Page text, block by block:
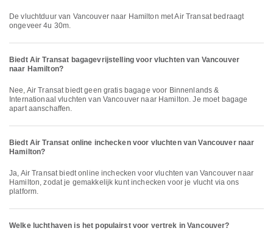
De vluchtduur van Vancouver naar Hamilton met Air Transat bedraagt
ongeveer 4u 30m.
Biedt Air Transat bagagevrijstelling voor vluchten van Vancouver
naar Hamilton?
Nee, Air Transat biedt geen gratis bagage voor Binnenlands &
Internationaal vluchten van Vancouver naar Hamilton. Je moet bagage
apart aanschaffen.
Biedt Air Transat online inchecken voor vluchten van Vancouver naar
Hamilton?
Ja, Air Transat biedt online inchecken voor vluchten van Vancouver naar
Hamilton, zodat je gemakkelijk kunt inchecken voor je vlucht via ons
platform.
Welke luchthaven is het populairst voor vertrek in Vancouver?